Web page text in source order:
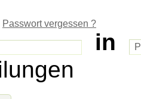
Passwort vergessen ?
in